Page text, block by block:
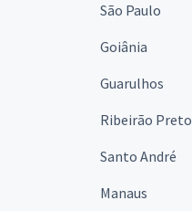
São Paulo
Goiânia
Guarulhos
Ribeirão Preto
Santo André
Manaus